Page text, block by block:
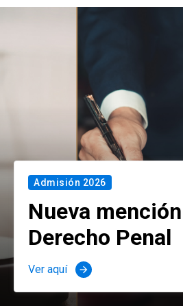
Admisión 2026
Nueva
Derecho Penal
Ver aquí arrow_forward